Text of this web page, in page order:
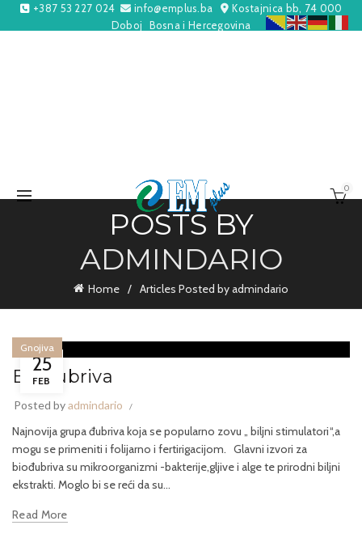
+387 53 227 024 info@emplus.ba
Kostajnica bb, 74 000
Doboj
Bosna i Hercegovina
0
POSTS BY
ADMINDARIO
Home Articles Posted by admindario
25
FEB
Gnojiva
Biođubriva
Posted byadmindario
Najnovija grupa đubriva koja se popularno zovu „ biljni stimulatori“,a
mogu se primeniti i folijarno i fertirigacijom. Glavni izvori za
biođubriva su mikroorganizmi -bakterije,gljive i alge te prirodni biljni
ekstrakti. Moglo bi se reći da su...
Read More